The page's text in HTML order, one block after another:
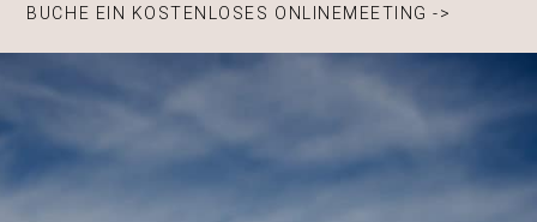
BUCHE EIN KOSTENLOSES ONLINEMEETING ->